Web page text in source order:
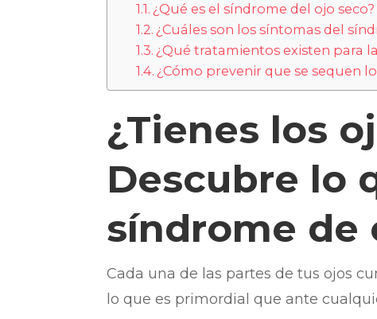
¿Qué es el síndrome del ojo seco?
¿Cuáles son los síntomas del
¿Qué tratamientos existen para
¿Cómo prevenir que se sequen
¿Tienes los
Descubre lo
síndrome de
Cada una de las partes de tus ojos
lo que es primordial que ante